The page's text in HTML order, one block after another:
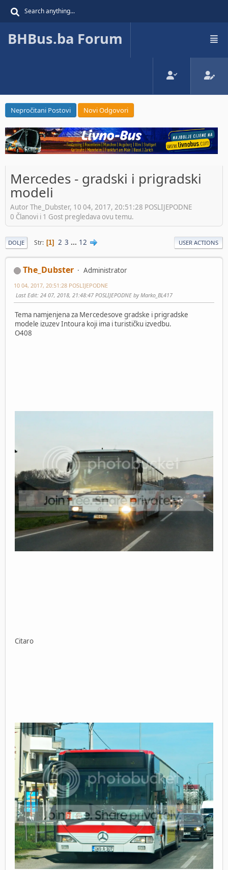
BHBus.ba Forum
Nepročitani Postovi Novi Odgovori
Mercedes - gradski i prigradski
modeli
Autor The_Dubster, 10 04, 2017, 20:51:28 POSLIJEPODNE
0 Članovi i 1 Gost pregledava ovu temu.
DOLJE Str 1 2 3 ... 12 USER ACTIONS
The_Dubster Administrator
10 04, 2017, 20:51:28 POSLIJEPODNE
Last Edit: 24 07, 2018, 21:48:47 POSLIJEPODNE by Marko_BL417
Tema namjenjena za Mercedesove gradske i prigradske
modele izuzev Intoura koji ima i turističku izvedbu.
O408
Citaro